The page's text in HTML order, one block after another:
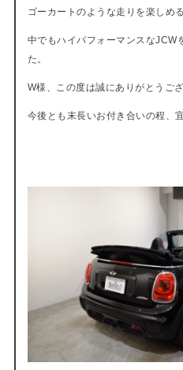
ゴーカートのような走りを楽しめ
中でもハイパフォーマンスなJCW
た。
W様、この度は誠にありがとうご
今後とも末長いお付き合いの程、